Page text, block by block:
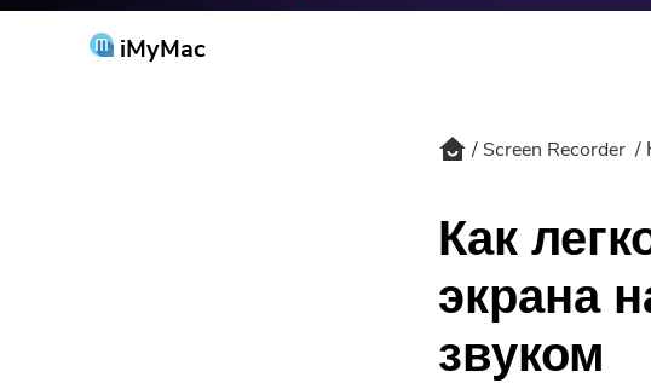
iMyMac
Популярные
Video
Screen Recorder
Как
экрана
звуком